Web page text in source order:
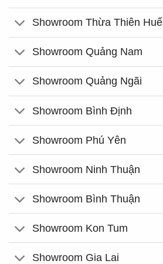
Showroom Thừa Thiên Huế
Showroom Quảng Nam
Showroom Quảng Ngãi
Showroom Bình Định
Showroom Phú Yên
Showroom Ninh Thuận
Showroom Bình Thuận
Showroom Kon Tum
Showroom Gia Lai